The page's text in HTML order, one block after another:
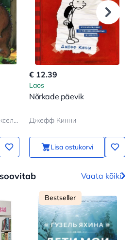
Джулия Дональдсон, Аксель Шеффлер
€ 12.39
Laos
Nõrkade päevik
Джефф Кинни
Lisa ostukorvi
Vaata kõiki
Bestseller